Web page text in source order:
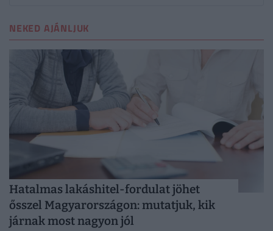
NEKED AJÁNLJUK
Hatalmas lakáshitel-fordulat jöhet
ősszel Magyarországon: mutatjuk, kik
járnak most nagyon jól